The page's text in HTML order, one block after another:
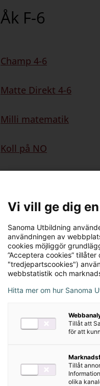
Åk F-6
Champ 4-6
Matte Direkt 4-6
Milli matematik
Koll på NO
Åk 7-9
Awesome
Prio Matematik
Svenska impulser 7-9
Vi vill ge dig
Sanoma Utbildning
användningen av
cookies möjliggör
”Acceptera cookies”
"tredjepartscookies")
webbstatistik och
Hitta mer om hur Sanoma
Tillåt att
för att
Tillåt
olika